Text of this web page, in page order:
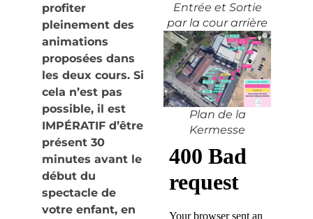
profiter
pleinement des
animations
proposées dans
les deux cours. Si
cela n’est pas
possible, il est
IMPÉRATIF d’être
présent 30
minutes avant le
début du
spectacle de
votre enfant, en
Entrée et Sortie
par la cour arrière
Plan de la
Kermesse